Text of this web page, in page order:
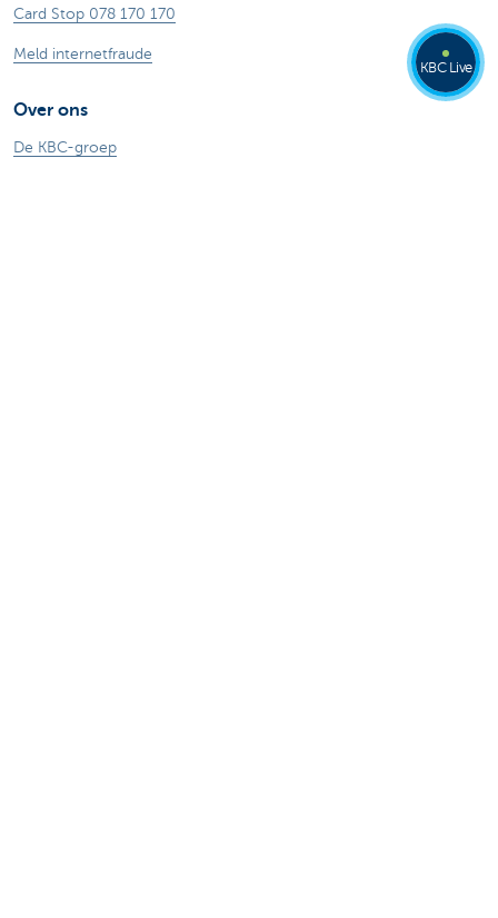
Card Stop 078 170 170
Meld internetfraude
Over ons
De KBC-groep
KBC Live